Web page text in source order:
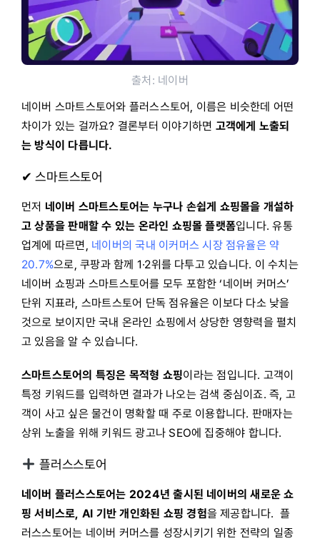
출처: 네이버
네이버 스마트스토어와 플러스스토어, 이름은 비슷한데 어떤
차이가 있는 걸까요? 결론부터 이야기하면 고객에게 노출되
는 방식이 다릅니다.
✔ 스마트스토어
먼저 네이버 스마트스토어는 누구나 손쉽게 쇼핑몰을 개설하
고 상품을 판매할 수 있는 온라인 쇼핑몰 플랫폼입니다. 유통
업계에 따르면, 네이버의 국내 이커머스 시장 점유율은 약
20.7%으로, 쿠팡과 함께 1·2위를 다투고 있습니다. 이 수치는
네이버 쇼핑과 스마트스토어를 모두 포함한 ‘네이버 커머스’
단위 지표라, 스마트스토어 단독 점유율은 이보다 다소 낮을
것으로 보이지만 국내 온라인 쇼핑에서 상당한 영향력을 펼치
고 있음을 알 수 있습니다.
스마트스토어의 특징은 목적형 쇼핑이라는 점입니다. 고객이
특정 키워드를 입력하면 결과가 나오는 검색 중심이죠. 즉, 고
객이 사고 싶은 물건이 명확할 때 주로 이용합니다. 판매자는
상위 노출을 위해 키워드 광고나 SEO에 집중해야 합니다.
플러스스토어
네이버 플러스스토어는 2024년 출시된 네이버의 새로운 쇼
핑 서비스로, AI 기반 개인화된 쇼핑 경험을 제공합니다. 플
러스스토어는 네이버 커머스를 성장시키기 위한 전략의 일종